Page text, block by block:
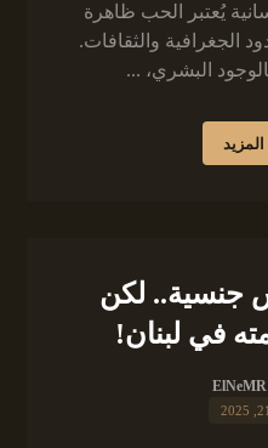
يُعتبر الحب ظاهرة
الجغرافية والثقافات.
البشري، ...
جنسية.. لكن
في لبنان!